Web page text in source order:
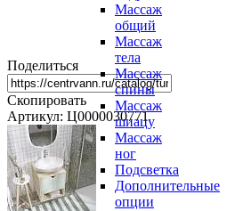
Массаж
общий
Массаж
тела
Массаж
спины
Массаж
шиацу
Массаж
ног
Подсветка
Дополнительные
опции
Поделиться
Скопировать
Артикул: Ц0000030771